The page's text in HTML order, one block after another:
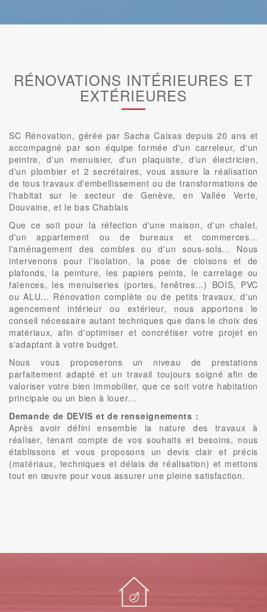
RÉNOVATIONS INTÉRIEURES ET
EXTÉRIEURES
SC Rénovation, gérée par Sacha Caixas depuis 20 ans et
accompagné par son équipe formée d'un carreleur, d'un
peintre, d'un menuisier, d'un plaquiste, d'un électricien,
d'un plombier et 2 secrétaires, vous assure la réalisation
de tous travaux d'embellissement ou de transformations de
l'habitat sur le secteur de Genève, en Vallée Verte,
Douvaine, et le bas Chablais
Que ce soit pour la réfection d'une maison, d'un chalet,
d'un appartement ou de bureaux et commerces...
l'aménagement des combles ou d'un sous-sols... Nous
intervenons pour l'isolation, la pose de cloisons et de
plafonds, la peinture, les papiers peints, le carrelage ou
faïences, les menuiseries (portes, fenêtres...) BOIS, PVC
ou ALU... Rénovation complète ou de petits travaux, d'un
agencement intérieur ou extérieur, nous apportons le
conseil nécessaire autant techniques que dans le choix des
matériaux, afin d'optimiser et concrétiser votre projet en
s'adaptant à votre budget.
Nous vous proposerons un niveau de prestations
parfaitement adapté et un travail toujours soigné afin de
valoriser votre bien immobilier, que ce soit votre habitation
principale ou un bien à louer...
Demande de DEVIS et de renseignements :
Après avoir défini ensemble la nature des travaux à
réaliser, tenant compte de vos souhaits et besoins, nous
établissons et vous proposons un devis clair et précis
(matériaux, techniques et délais de réalisation) et mettons
tout en œuvre pour vous assurer une pleine satisfaction.